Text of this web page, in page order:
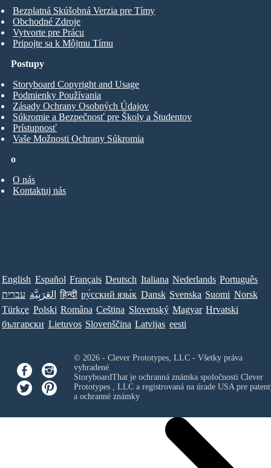
Bezplatná Skúšobná Verzia pre Tímy
Obchodné Zdroje
Vytvorte pre Prácu
Pripojte sa k Môjmu Tímu
o
O nás
Kontaktuj nás
Postupy
Storyboard Copyright and Usage
Podmienky Používania
Zásady Ochrany Osobných Údajov
Súkromie a Bezpečnosť pre Školy a Študentov
Prístupnosť
Vaše Možnosti Ochrany Súkromia
English Español Français Deutsch Italiana Nederlands Português
עברית العَرَبِيَّة हिन्दी ру́сский язы́к Dansk Svenska Suomi Norsk
Türkçe Polski Româna Ceština Slovenský Magyar Hrvatski
български Lietuvos Slovenščina Latvijas eesti
© 2026 - Clever Prototypes, LLC - Všetky práva
vyhradené.
StoryboardThat je ochranná známka spoločnosti Clever
Prototypes , LLCa registrovaná na úrade USA pre
a ochranné známky